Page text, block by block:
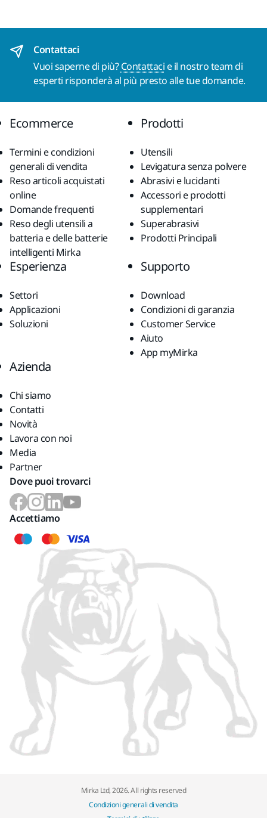
Contattaci
Vuoi saperne di più?Contattaci e il nostro team di
esperti risponderà al più presto alle tue domande.
Ecommerce
Termini e condizioni
generali di vendita
Reso articoli acquistati
online
Domande frequenti
Reso degli utensili a
batteria e delle batterie
intelligenti Mirka
Prodotti
Utensili
Levigatura senza polvere
Abrasivi e lucidanti
Accessori e prodotti
supplementari
Superabrasivi
Prodotti Principali
Esperienza
Settori
Applicazioni
Soluzioni
Supporto
Download
Condizioni di garanzia
Customer Service
Aiuto
App myMirka
Azienda
Chi siamo
Contatti
Novità
Lavora con noi
Media
Partner
Dove puoi trovarci
Accettiamo
Mirka Ltd, 2026. All rights reserved
Condizioni generali di vendita